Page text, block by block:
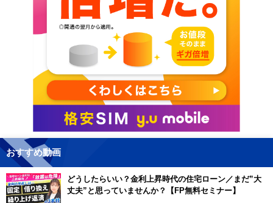
おすすめ動画
どうしたらいい？金利上昇時代の住宅ローン／まだ”大
丈夫”と思っていませんか？【FP無料セミナー】